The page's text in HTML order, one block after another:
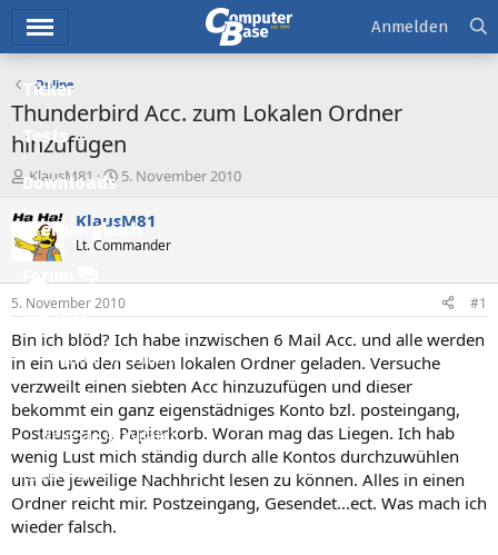
Ticker
Tests
Downloads
Preisvergleich
Forum
Aktuelles
Empfohlene Inhalte
Neue Beiträge
Neueste Aktivitäten
Leserartikel
Regeln
Anmelden
Online
Thunderbird Acc. zum Lokalen Ordner
hinzufügen
E
r
s
t
e
l
e
r
KlausM81
E
s
e
l
t
a
5. November 2010
KlausM81
Lt. Commander
5. November 2010 #1
Bin ich blöd? Ich habe inzwischen 6 Mail Acc. und alle werden
in ein und den selben lokalen Ordner geladen. Versuche
verzweilt einen siebten Acc hinzuzufügen und dieser
bekommt ein ganz eigenstädniges Konto bzl. posteingang,
Postausgang, Papierkorb. Woran mag das Liegen. Ich hab
wenig Lust mich ständig durch alle Kontos durchzuwühlen
um die jeweilige Nachhricht lesen zu können. Alles in einen
Ordner reicht mir. Postzeingang, Gesendet...ect. Was mach ich
wieder falsch.